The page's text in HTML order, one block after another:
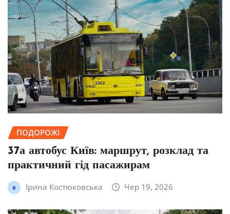
ПОДОРОЖІ
37а автобус Київ: маршрут, розклад та
практичний гід пасажирам
Ірина Костюковська Чер 19, 2026